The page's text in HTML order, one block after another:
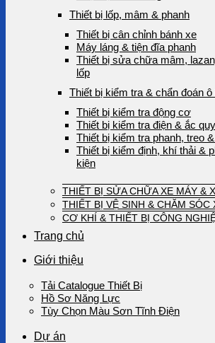
Thiết bị lốp, mâm & phanh
Thiết bị cân chỉnh bánh xe
Máy láng & tiện đĩa phanh
Thiết bị sửa chữa mâm,
lốp
Thiết bị kiểm tra & chẩn đoán ô
Thiết bị kiểm tra động cơ
Thiết bị kiểm tra điện & ắc quy
Thiết bị kiểm tra phanh, treo
Thiết bị kiểm định, khí thải &
kiện
THIẾT BỊ SỬA CHỮA XE MÁY &
THIẾT BỊ VỆ SINH & CHĂM SÓC
CƠ KHÍ & THIẾT BỊ CÔNG
Trang chủ
Giới thiệu
Tải Catalogue Thiết Bị
Hồ Sơ Năng Lực
Tùy Chọn Màu Sơn Tĩnh Điện
Dự án